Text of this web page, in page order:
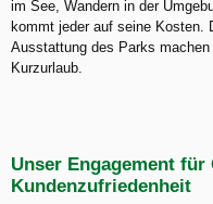
im See, Wandern in der
kommt jeder auf seine Kosten.
Ausstattung des Parks
Kurzurlaub.
Unser Engagement
Kundenzufriedenheit